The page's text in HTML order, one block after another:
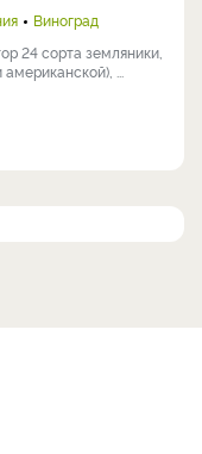
Виноград
24 сорта земляники,
...